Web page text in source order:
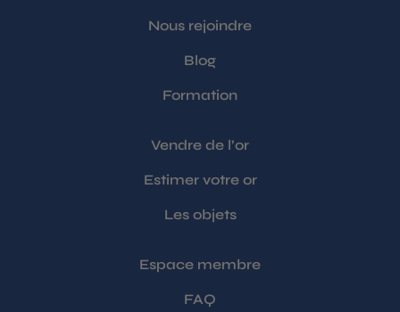
Nous rejoindre
Blog
Formation
Vendre de l’or
Estimer votre or
Les objets
Espace membre
FAQ